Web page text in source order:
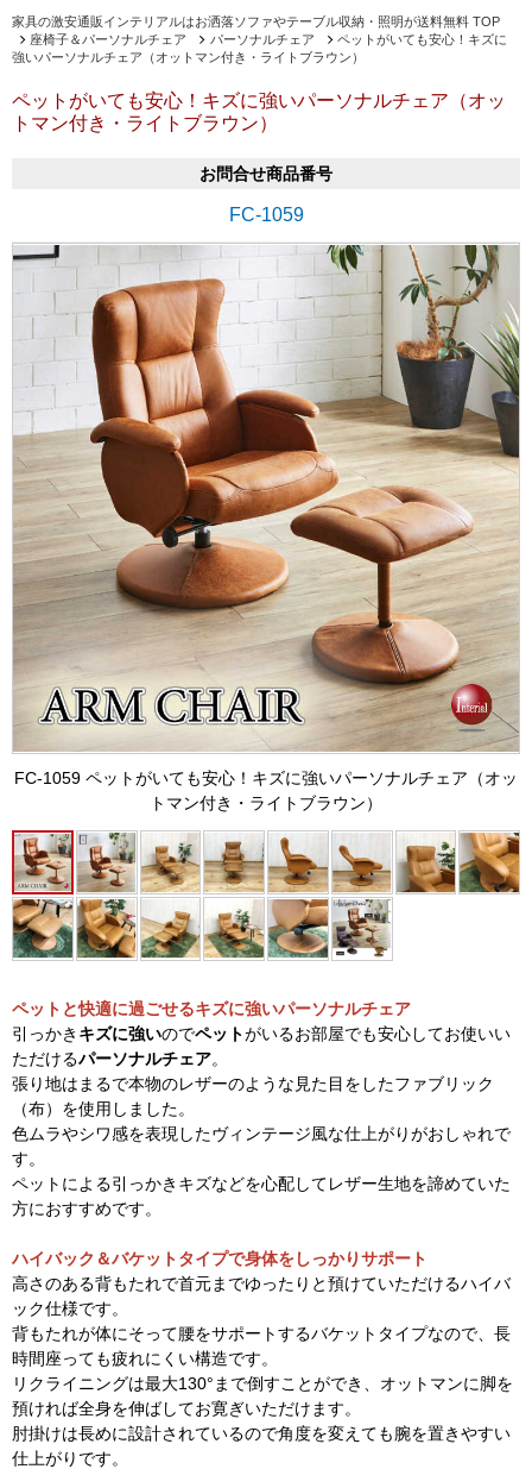
家具の激安通販インテリアルはお洒落ソファやテーブル収納・照明が送料無料 TOP
座椅子＆パーソナルチェア
パーソナルチェア
ペットがいても安心！キズに
強いパーソナルチェア（オットマン付き・ライトブラウン）
ペットがいても安心！キズに強いパーソナルチェア（オッ
トマン付き・ライトブラウン）
お問合せ商品番号
FC-1059
FC-1059 ペットがいても安心！キズに強いパーソナルチェア（オッ
トマン付き・ライトブラウン）
ペットと快適に過ごせるキズに強いパーソナルチェア
引っかき キズに強いのでペットがいるお部屋でも安心してお使いい
ただけるパーソナルチェア。
張り地はまるで本物のレザーのような見た目をしたファブリック
（布）を使用しました。
色ムラやシワ感を表現したヴィンテージ風な仕上がりがおしゃれで
す。
ペットによる引っかきキズなどを心配してレザー生地を諦めていた
方におすすめです。
ハイバック＆バケットタイプで身体をしっかりサポート
高さのある背もたれで首元までゆったりと預けていただけるハイバ
ック仕様です。
背もたれが体にそって腰をサポートするバケットタイプなので、長
時間座っても疲れにくい構造です。
リクライニングは最大130°まで倒すことができ、オットマンに脚を
預ければ全身を伸ばしてお寛ぎいただけます。
肘掛けは長めに設計されているので角度を変えても腕を置きやすい
仕上がりです。